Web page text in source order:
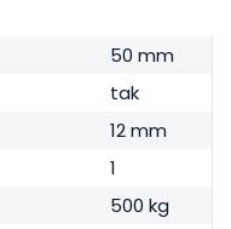
50 mm
tak
12 mm
1
500 kg